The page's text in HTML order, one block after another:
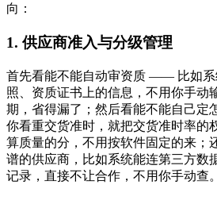
向：
1. 供应商准入与分级管理
首先看能不能自动审资质 —— 比如系
照、资质证书上的信息，不用你手动
期，省得漏了；然后看能不能自己定
你看重交货准时，就把交货准时率的
算质量的分，不用按软件固定的来；
谱的供应商，比如系统能连第三方数
记录，直接不让合作，不用你手动查。